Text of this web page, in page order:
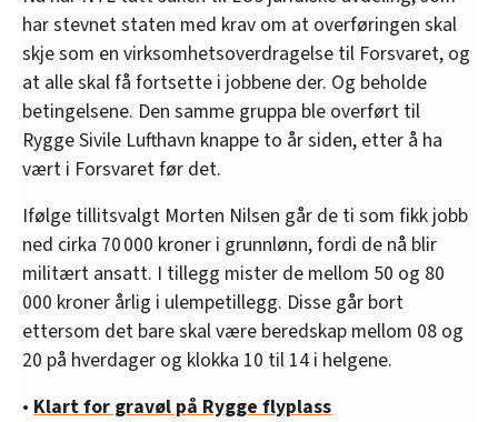
har stevnet staten med krav om at overføringen skal
skje som en virksomhetsoverdragelse til Forsvaret, og
at alle skal få fortsette i jobbene der. Og beholde
betingelsene. Den samme gruppa ble overført til
Rygge Sivile Lufthavn knappe to år siden, etter å ha
vært i Forsvaret før det.
Ifølge tillitsvalgt Morten Nilsen går de ti som fikk jobb
ned cirka 70 000 kroner i grunnlønn, fordi de nå blir
militært ansatt. I tillegg mister de mellom 50 og 80
000 kroner årlig i ulempetillegg. Disse går bort
ettersom det bare skal være beredskap mellom 08 og
20 på hverdager og klokka 10 til 14 i helgene.
• Klart for gravøl på Rygge flyplass